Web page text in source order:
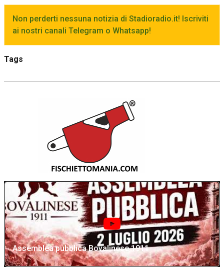
Non perderti nessuna notizia di Stadioradio.it! Iscriviti
ai nostri canali Telegram o Whatsapp!
Tags
Assemblea pubblica Bovalinese 1911